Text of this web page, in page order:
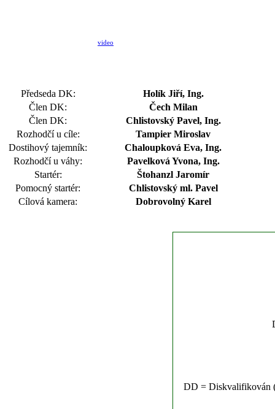
video
Předseda DK:
Holík Jiří, Ing.
Člen DK:
Čech Milan
Člen DK:
Chlistovský Pavel, Ing.
Rozhodčí u cíle:
Tampier Miroslav
Dostihový tajemník:
Chaloupková Eva, Ing.
Rozhodčí u váhy:
Pavelková Yvona, Ing.
Startér:
Štohanzl Jaromír
Pomocný startér:
Chlistovský ml. Pavel
Cílová kamera:
Dobrovolný Karel
DD = Diskvalifikován